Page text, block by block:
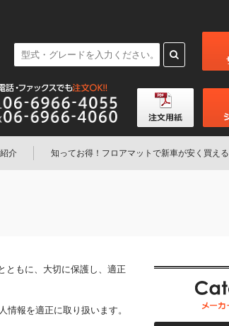
介 知ってお得！ フロアマットで新車が安く買える
ともに、大切に保護し、適正
報を適正に取り扱います。